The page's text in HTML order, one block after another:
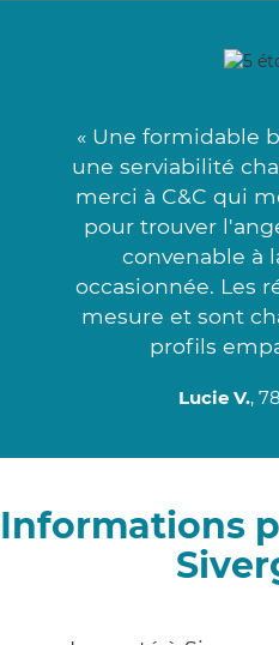
« Une formidable
une serviabilité
merci à C&C qui
pour trouver
convenable à
occasionnée. Les
mesure et sont
profils
Lucie V.,
Informations